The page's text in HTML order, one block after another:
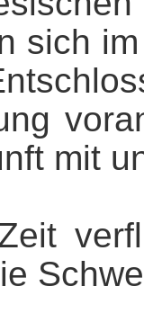
sich
mit